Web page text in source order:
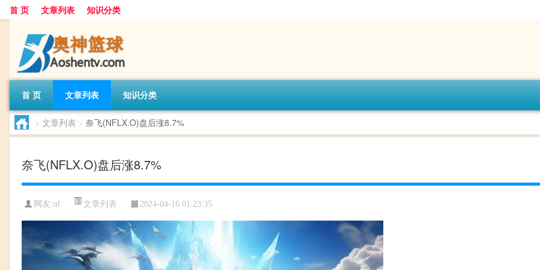
首 页 文章列表 知识分类
首 页 文章列表 知识分类
> 文章列表 > 奈飞(NFLX.O)盘后涨8.7%
奈飞(NFLX.O)盘后涨8.7%
网友:nf 文章列表 2024-04-16 01:23:35